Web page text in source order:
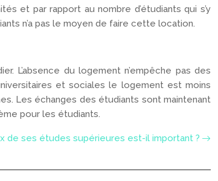
et par rapport au nombre d’étudiants qui s’y
n’a pas le moyen de faire cette location.
L’absence du logement n’empêche pas des
et sociales le logement est moins
Les échanges des étudiants sont maintenant
pour les étudiants.
de ses études supérieures est-il important ?